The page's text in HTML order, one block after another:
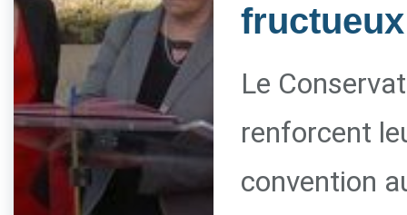
fructueux
Le
renforcent
convention